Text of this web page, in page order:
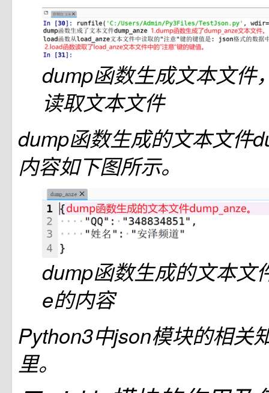
dump函数生成文本文件
读取文本文件
dump函数生成的文本文件
内容如下图所示。
dump函数生成的文本文
e的内容
Python3中json模块的相关
里。